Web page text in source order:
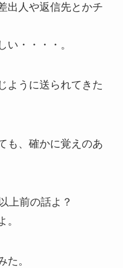
出人や返信先とかチ
い・・・・。
ように送られてきた
も、確かに覚えのあ
上前の話よ？
。
た。